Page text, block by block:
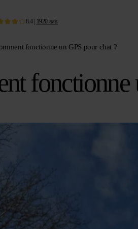
8.4| 1920 avis
fonctionne un GPS pour chat ?
fonctionne